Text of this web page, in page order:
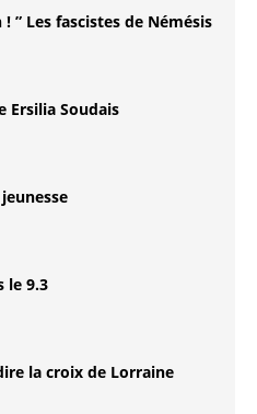
! ” Les fascistes de Némésis
Ersilia Soudais
le 9.3
la croix de Lorraine